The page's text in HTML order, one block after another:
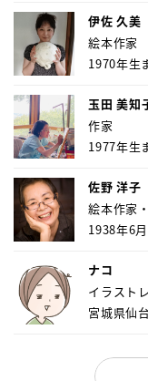
伊佐 久美
絵本作家
1970年生
玉田 美知
作家
1977年生
佐野 洋子
絵本作家
1938年6
ナコ
イラスト
宮城県仙